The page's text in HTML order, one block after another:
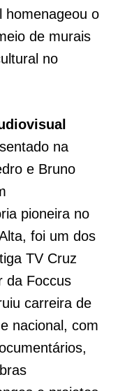
homenageou o
de murais
no
na
e Bruno
pioneira no
foi um dos
TV Cruz
da Foccus
carreira de
nacional, com